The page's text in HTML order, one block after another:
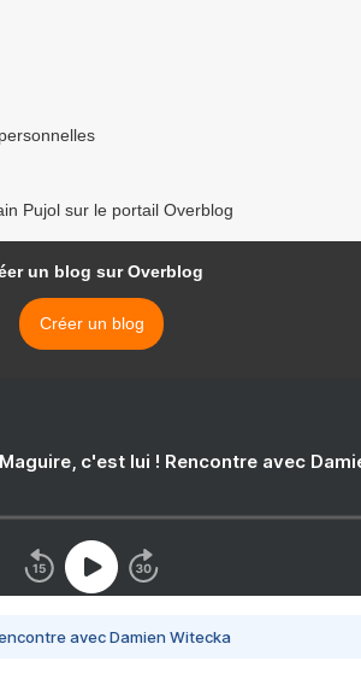
Pujol sur le portail Overblog
un blog sur Overblog
Créer un blog
c'est lui ! Rencontre avec
avec Damien Witecka